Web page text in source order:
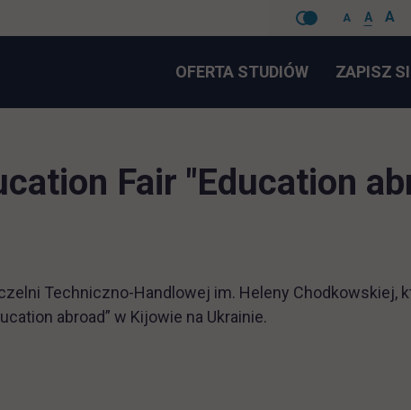
A A A
nawigacje
OFERTA STUDIÓW ZAPISZ
Fair "Education
Techniczno-Handlowej im. Heleny Chodkowskiej,
abroad” w Kijowie na Ukrainie.